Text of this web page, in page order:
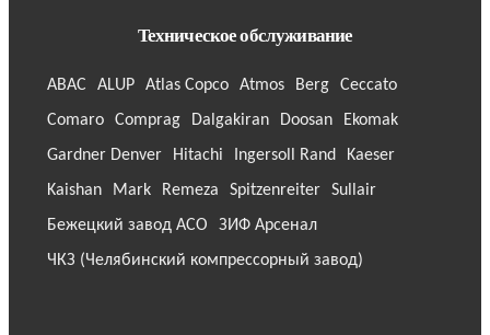
Техническое обслуживание
ABAC ALUP Atlas Copco Atmos Berg
Ceccato
Comaro
Comprag Dalgakiran Doosan
Ekomak
Gardner Denver
Hitachi Ingersoll Rand
Kaeser
Kaishan
Mark Remeza Spitzenreiter
Sullair
Бежецкий завод АСО
ЗИФ Арсенал
ЧКЗ (Челябинский компрессорный завод)